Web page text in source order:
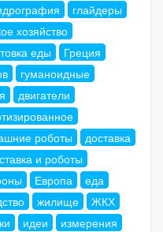
глайдеры
хозяйство
еды
Греция
гуманоидные
двигатели
роботы
доставка
и роботы
Европа
еда
жилище
ЖКХ
идеи
измерения